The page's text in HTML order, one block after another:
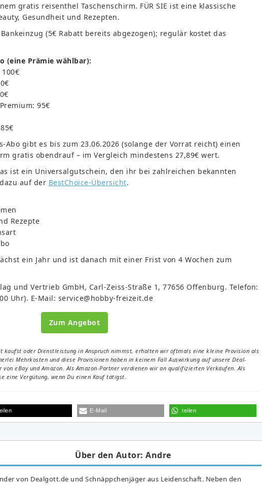
gratis reisenthel Taschenschirm. FÜR SIE ist eine klassische
Gesundheit und Rezepten.
(5€ Rabatt bereits abgezogen); regulär kostet das
(eine Prämie wählbar):
95€
Abo gibt es bis zum 23.06.2026 (solange der Vorrat reicht) einen
gratis obendrauf – im Vergleich mindestens 27,89€ wert.
ist ein Universalgutschein, den ihr bei zahlreichen bekannten
auf der BestChoice-Übersicht.
Rezepte
ein Jahr und ist danach mit einer Frist von 4 Wochen zum
und Vertrieb GmbH, Carl-Zeiss-Straße 1, 77656 Offenburg. Telefon:
Uhr). E-Mail: service@hobby-freizeit.de
Zum Angebot
kaufst oder Dienstleistung in Anspruch nimmst, erhalten wir oftmals eine kleine Provision als
Mehrkosten und diese Provisionen haben in keinem Fall Auswirkung auf unsere Deal-
eBay und Amazon. Als Amazon-Partner verdienen wir an qualifizierten Verkäufen. Als
eine Vergütung, wenn Du einen Kauf tätigst.
E-Mail teilen
Über den Autor: Andre
von Dealgott.de und Schnäppchenjäger aus Leidenschaft. Neben den